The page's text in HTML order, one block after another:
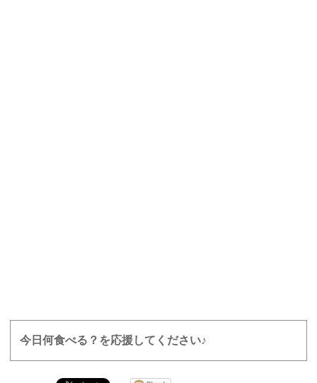
今日何食べる？を応援してください♪